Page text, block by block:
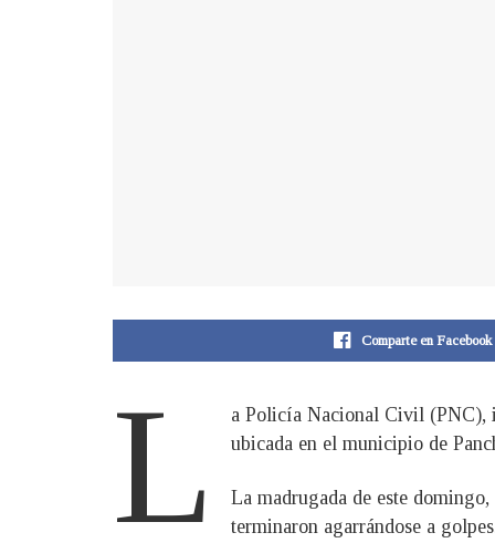
Comparte en Facebook
L
a Policía Nacional Civil (PNC),
ubicada en el municipio de
La madrugada de este
terminaron agarrándose a